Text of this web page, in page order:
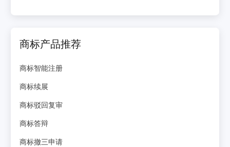
商标产品推荐
商标智能注册
商标续展
商标驳回复审
商标答辩
商标撤三申请